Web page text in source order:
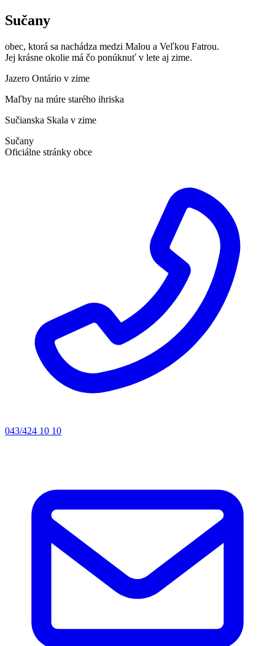
Sučany
obec, ktorá sa nachádza medzi Malou a Veľkou Fatrou.
Jej krásne okolie má čo ponúknuť v lete aj zime.
Jazero Ontário v zime
Maľby na múre starého ihriska
Sučianska Skala v zime
Sučany
Oficiálne stránky obce
043/424 10 10